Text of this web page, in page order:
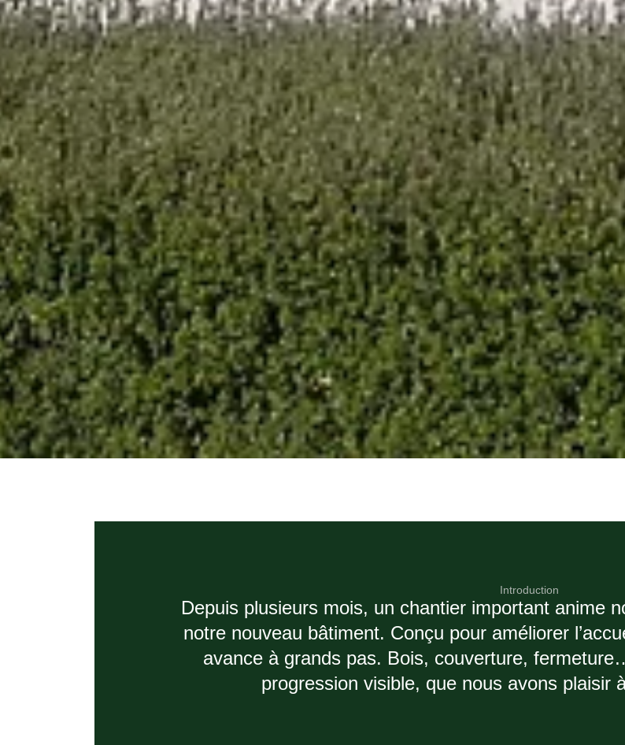
Introduction
Depuis plusieurs mois, un chantier important anime
notre nouveau bâtiment. Conçu pour améliorer
avance à grands pas. Bois, couverture,
progression visible, que nous avons plaisir